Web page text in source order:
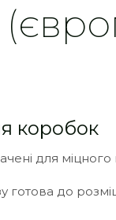
коробок
для
до